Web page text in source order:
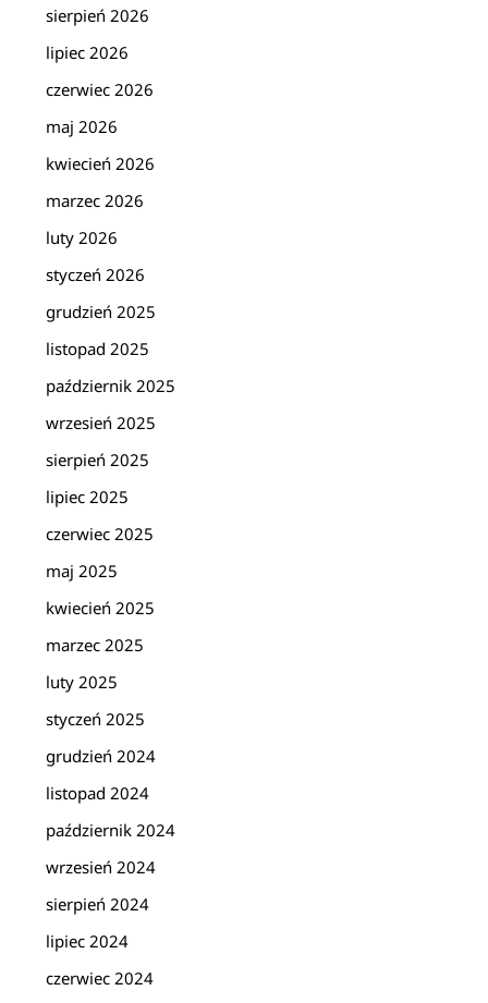
sierpień 2026
lipiec 2026
czerwiec 2026
maj 2026
kwiecień 2026
marzec 2026
luty 2026
styczeń 2026
grudzień 2025
listopad 2025
październik 2025
wrzesień 2025
sierpień 2025
lipiec 2025
czerwiec 2025
maj 2025
kwiecień 2025
marzec 2025
luty 2025
styczeń 2025
grudzień 2024
listopad 2024
październik 2024
wrzesień 2024
sierpień 2024
lipiec 2024
czerwiec 2024